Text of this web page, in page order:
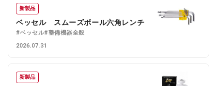
新製品
ベッセル スムーズボール六角レンチ
#ベッセル#整備機器全般
2026.07.31
新製品